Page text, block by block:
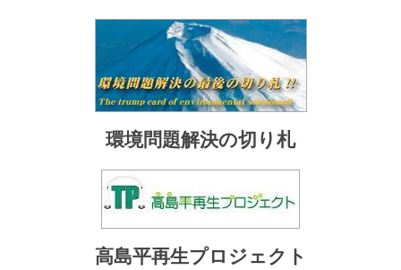
環境問題解決の切り札
高島平再生プロジェクト